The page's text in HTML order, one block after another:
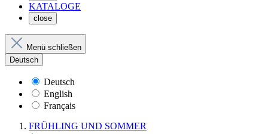
KATALOGE
close
Menü schließen
Deutsch
Deutsch
English
Français
FRÜHLING UND SOMMER